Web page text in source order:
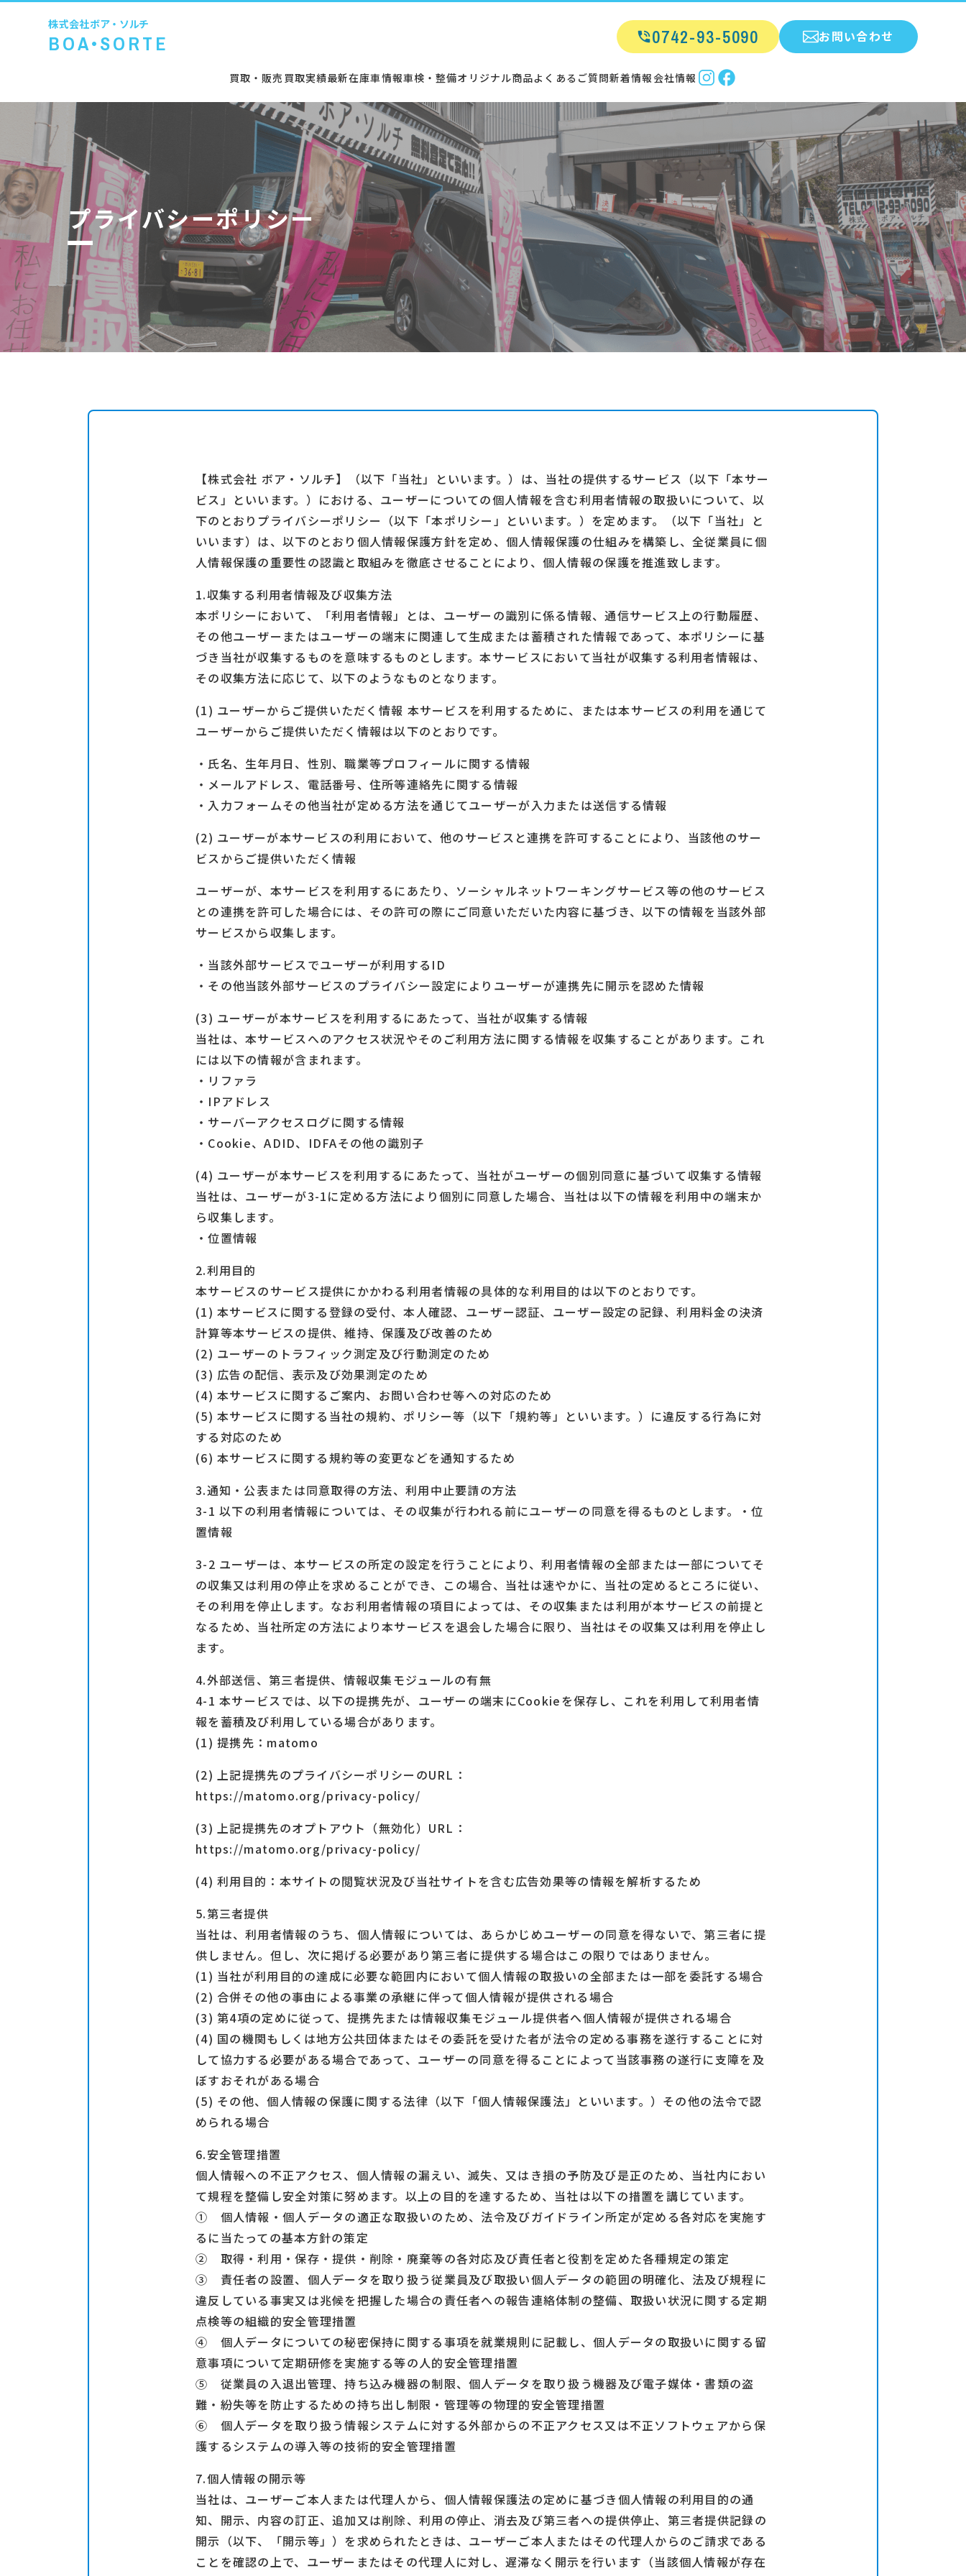
株式会社ボア・ソルチ
BOA•SORTE 0742-93-5090 お問い合わせ
買取・販売 買取実績最新在庫車情報車検・整備オリジナル商品よくあるご質問新着情報会社情報
プライバシーポリシー
【株式会社 ボア・ソルチ】（以下「当社」といいます。）は、当社の提供するサービス（以下「本サー
ビス」といいます。）における、ユーザーについての個人情報を含む利用者情報の取扱いについて、以
下のとおりプライバシーポリシー（以下「本ポリシー」といいます。）を定めます。（以下「当社」と
いいます）は、以下のとおり個人情報保護方針を定め、個人情報保護の仕組みを構築し、全従業員に個
人情報保護の重要性の認識と取組みを徹底させることにより、個人情報の保護を推進致します。
1.収集する利用者情報及び収集方法
本ポリシーにおいて、「利用者情報」とは、ユーザーの識別に係る情報、通信サービス上の行動履歴、
その他ユーザーまたはユーザーの端末に関連して生成または蓄積された情報であって、本ポリシーに基
づき当社が収集するものを意味するものとします。本サービスにおいて当社が収集する利用者情報は、
その収集方法に応じて、以下のようなものとなります。
(1) ユーザーからご提供いただく情報 本サービスを利用するために、または本サービスの利用を通じて
ユーザーからご提供いただく情報は以下のとおりです。
・氏名、生年月日、性別、職業等プロフィールに関する情報
・メールアドレス、電話番号、住所等連絡先に関する情報
・入力フォームその他当社が定める方法を通じてユーザーが入力または送信する情報
(2) ユーザーが本サービスの利用において、他のサービスと連携を許可することにより、当該他のサー
ビスからご提供いただく情報
ユーザーが、本サービスを利用するにあたり、ソーシャルネットワーキングサービス等の他のサービス
との連携を許可した場合には、その許可の際にご同意いただいた内容に基づき、以下の情報を当該外部
サービスから収集します。
・当該外部サービスでユーザーが利用するID
・その他当該外部サービスのプライバシー設定によりユーザーが連携先に開示を認めた情報
(3) ユーザーが本サービスを利用するにあたって、当社が収集する情報
当社は、本サービスへのアクセス状況やそのご利用方法に関する情報を収集することがあります。これ
には以下の情報が含まれます。
・リファラ
・IPアドレス
・サーバーアクセスログに関する情報
・Cookie、ADID、IDFAその他の識別子
(4) ユーザーが本サービスを利用するにあたって、当社がユーザーの個別同意に基づいて収集する情報
当社は、ユーザーが3-1に定める方法により個別に同意した場合、当社は以下の情報を利用中の端末か
ら収集します。
・位置情報
2.利用目的
本サービスのサービス提供にかかわる利用者情報の具体的な利用目的は以下のとおりです。
(1) 本サービスに関する登録の受付、本人確認、ユーザー認証、ユーザー設定の記録、利用料金の決済
計算等本サービスの提供、維持、保護及び改善のため
(2) ユーザーのトラフィック測定及び行動測定のため
(3) 広告の配信、表示及び効果測定のため
(4) 本サービスに関するご案内、お問い合わせ等への対応のため
(5) 本サービスに関する当社の規約、ポリシー等（以下「規約等」といいます。）に違反する行為に対
する対応のため
(6) 本サービスに関する規約等の変更などを通知するため
3.通知・公表または同意取得の方法、利用中止要請の方法
3-1 以下の利用者情報については、その収集が行われる前にユーザーの同意を得るものとします。・位
置情報
3-2 ユーザーは、本サービスの所定の設定を行うことにより、利用者情報の全部または一部についてそ
の収集又は利用の停止を求めることができ、この場合、当社は速やかに、当社の定めるところに従い、
その利用を停止します。なお利用者情報の項目によっては、その収集または利用が本サービスの前提と
なるため、当社所定の方法により本サービスを退会した場合に限り、当社はその収集又は利用を停止し
ます。
4.外部送信、第三者提供、情報収集モジュールの有無
4-1 本サービスでは、以下の提携先が、ユーザーの端末にCookieを保存し、これを利用して利用者情
報を蓄積及び利用している場合があります。
(1) 提携先：matomo
(2) 上記提携先のプライバシーポリシーのURL：
https://matomo.org/privacy-policy/
(3) 上記提携先のオプトアウト（無効化）URL：
https://matomo.org/privacy-policy/
(4) 利用目的：本サイトの閲覧状況及び当社サイトを含む広告効果等の情報を解析するため
5.第三者提供
当社は、利用者情報のうち、個人情報については、あらかじめユーザーの同意を得ないで、第三者に提
供しません。但し、次に掲げる必要があり第三者に提供する場合はこの限りではありません。
(1) 当社が利用目的の達成に必要な範囲内において個人情報の取扱いの全部または一部を委託する場合
(2) 合併その他の事由による事業の承継に伴って個人情報が提供される場合
(3) 第4項の定めに従って、提携先または情報収集モジュール提供者へ個人情報が提供される場合
(4) 国の機関もしくは地方公共団体またはその委託を受けた者が法令の定める事務を遂行することに対
して協力する必要がある場合であって、ユーザーの同意を得ることによって当該事務の遂行に支障を及
ぼすおそれがある場合
(5) その他、個人情報の保護に関する法律（以下「個人情報保護法」といいます。）その他の法令で認
められる場合
6.安全管理措置
個人情報への不正アクセス、個人情報の漏えい、滅失、又はき損の予防及び是正のため、当社内におい
て規程を整備し安全対策に努めます。以上の目的を達するため、当社は以下の措置を講じています。
① 個人情報・個人データの適正な取扱いのため、法令及びガイドライン所定が定める各対応を実施す
るに当たっての基本方針の策定
② 取得・利用・保存・提供・削除・廃棄等の各対応及び責任者と役割を定めた各種規定の策定
③ 責任者の設置、個人データを取り扱う従業員及び取扱い個人データの範囲の明確化、法及び規程に
違反している事実又は兆候を把握した場合の責任者への報告連絡体制の整備、取扱い状況に関する定期
点検等の組織的安全管理措置
④ 個人データについての秘密保持に関する事項を就業規則に記載し、個人データの取扱いに関する留
意事項について定期研修を実施する等の人的安全管理措置
⑤ 従業員の入退出管理、持ち込み機器の制限、個人データを取り扱う機器及び電子媒体・書類の盗
難・紛失等を防止するための持ち出し制限・管理等の物理的安全管理措置
⑥ 個人データを取り扱う情報システムに対する外部からの不正アクセス又は不正ソフトウェアから保
護するシステムの導入等の技術的安全管理措置
7.個人情報の開示等
当社は、ユーザーご本人または代理人から、個人情報保護法の定めに基づき個人情報の利用目的の通
知、開示、内容の訂正、追加又は削除、利用の停止、消去及び第三者への提供停止、第三者提供記録の
開示（以下、「開示等」）を求められたときは、ユーザーご本人またはその代理人からのご請求である
ことを確認の上で、ユーザーまたはその代理人に対し、遅滞なく開示を行います（当該個人情報が存在